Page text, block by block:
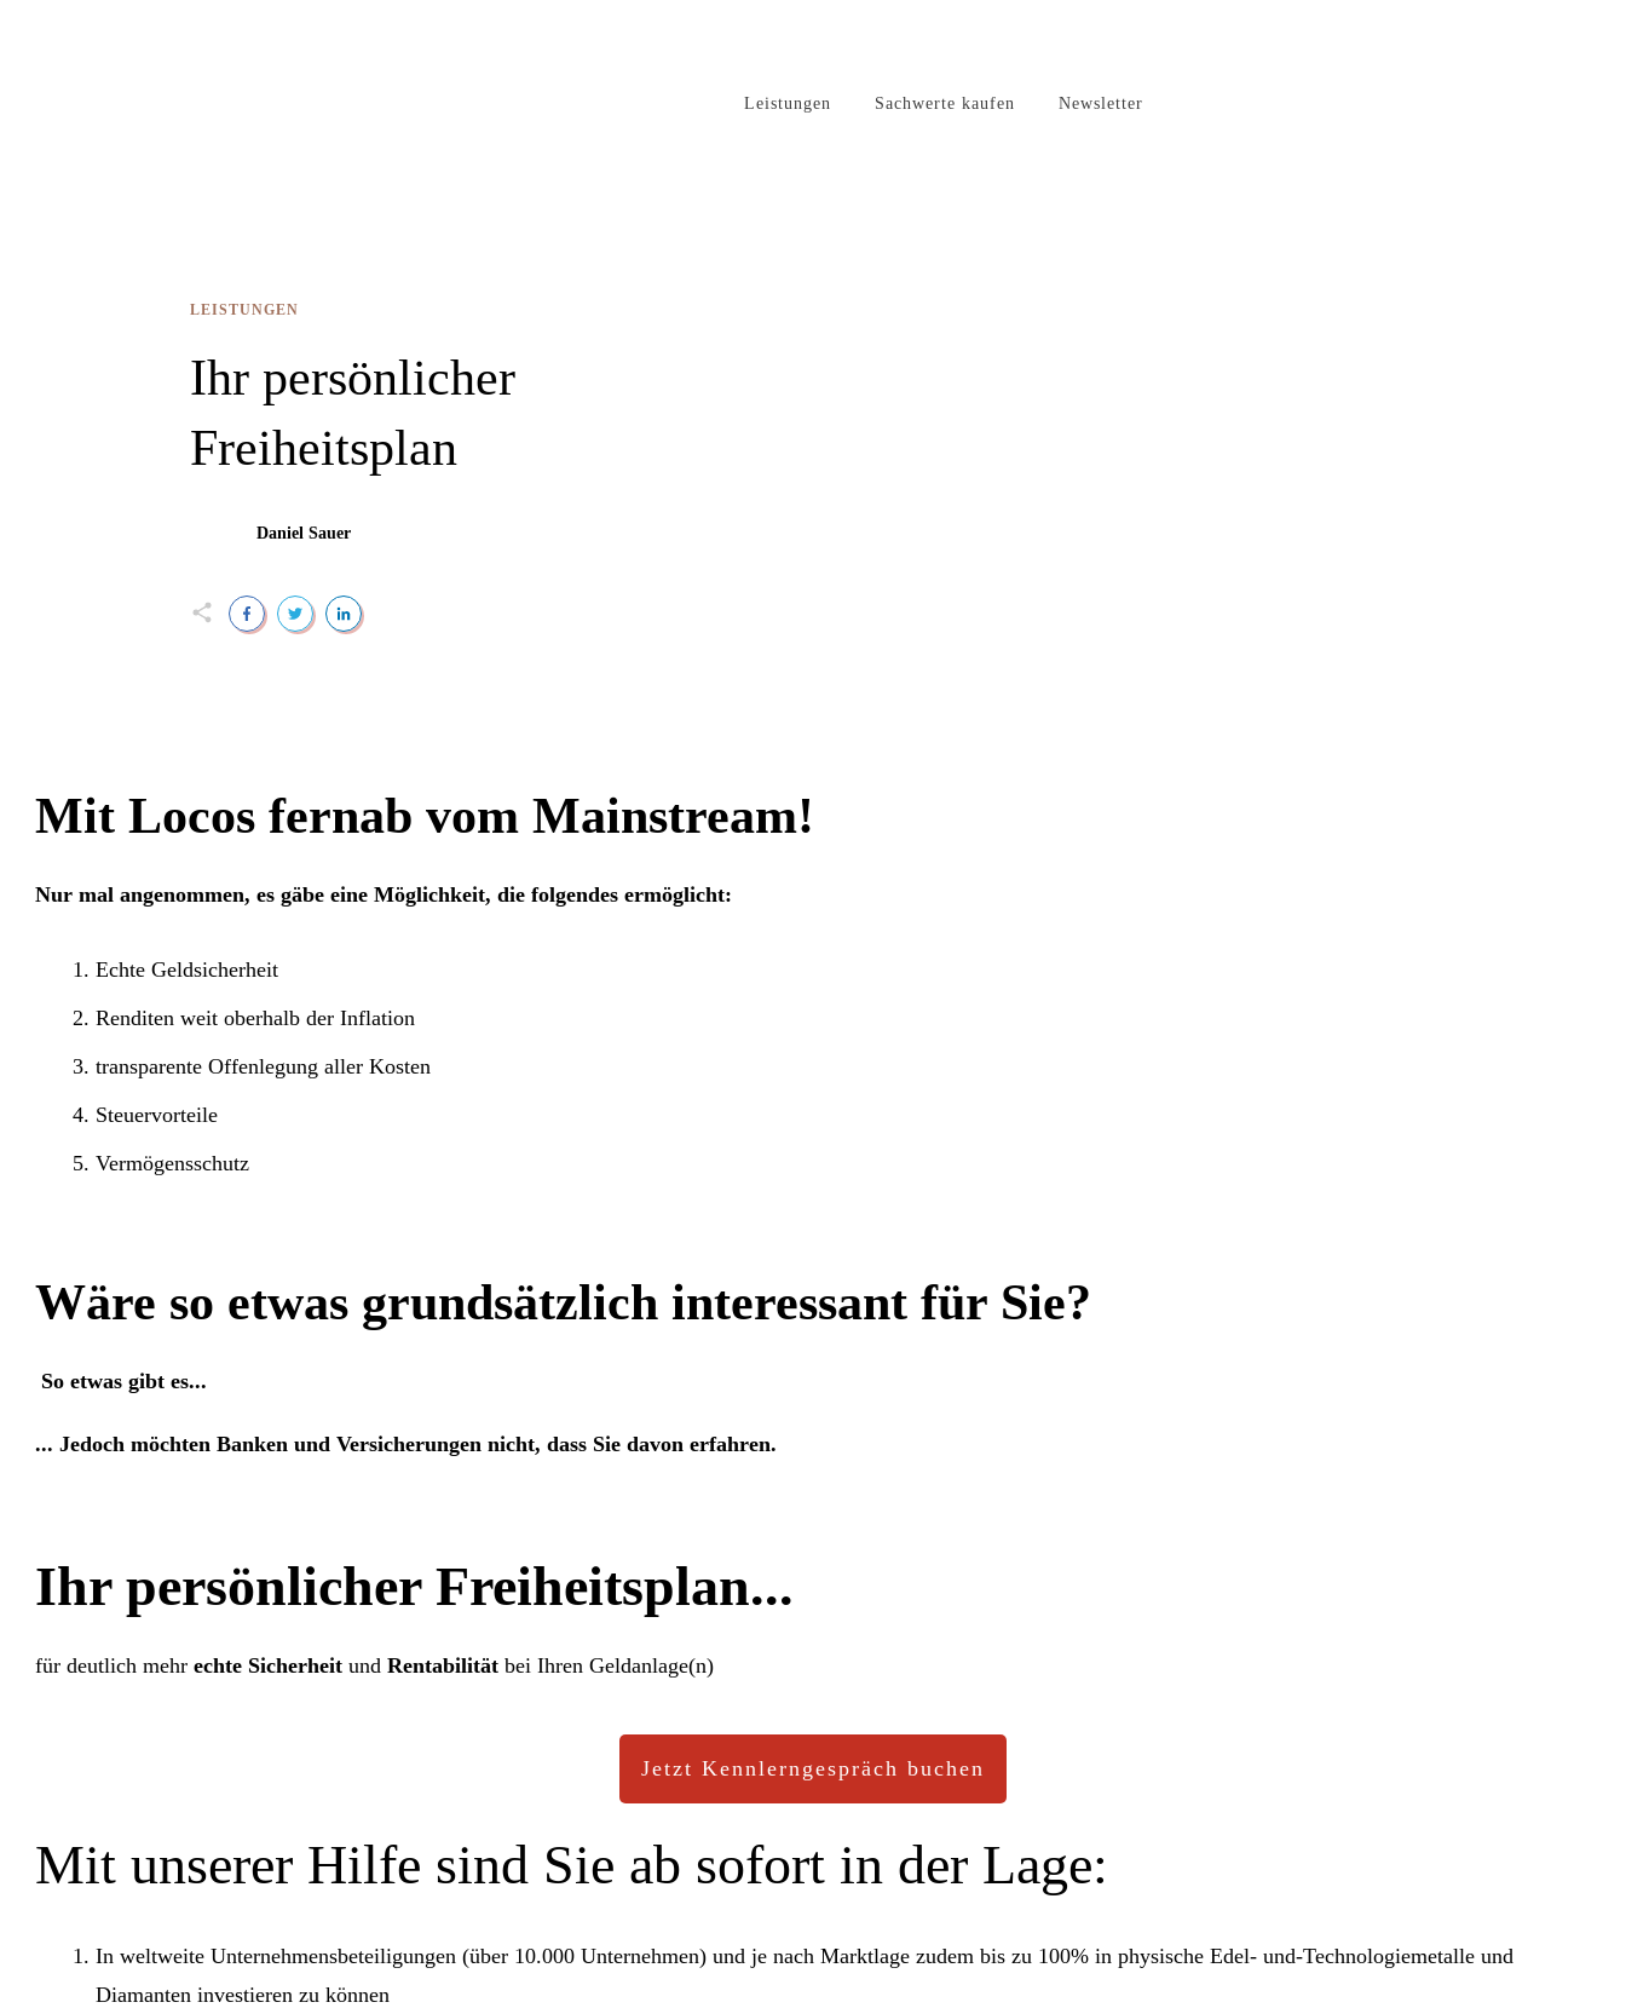
Leistungen Sachwerte kaufen Newsletter
LEISTUNGEN
Ihr persönlicher
Freiheitsplan
Daniel Sauer
Mit Locos fernab vom Mainstream!
Nur mal angenommen, es gäbe eine Möglichkeit, die folgendes ermöglicht:
Echte Geldsicherheit
Renditen weit oberhalb der Inflation
transparente Offenlegung aller Kosten
Steuervorteile
Vermögensschutz
Wäre so etwas grundsätzlich interessant für Sie?
So etwas gibt es...
... Jedoch möchten Banken und Versicherungen nicht, dass Sie davon erfahren.
Ihr persönlicher Freiheitsplan...
für deutlich mehr echte Sicherheit und Rentabilität bei Ihren Geldanlage(n)
Jetzt Kennlerngespräch buchen
Mit unserer Hilfe sind Sie ab sofort in der Lage:
In weltweite Unternehmensbeteiligungen (über 10.000 Unternehmen) und je nach Marktlage zudem bis zu 100% in physische Edel- und-Technologiemetalle und
Diamanten investieren zu können